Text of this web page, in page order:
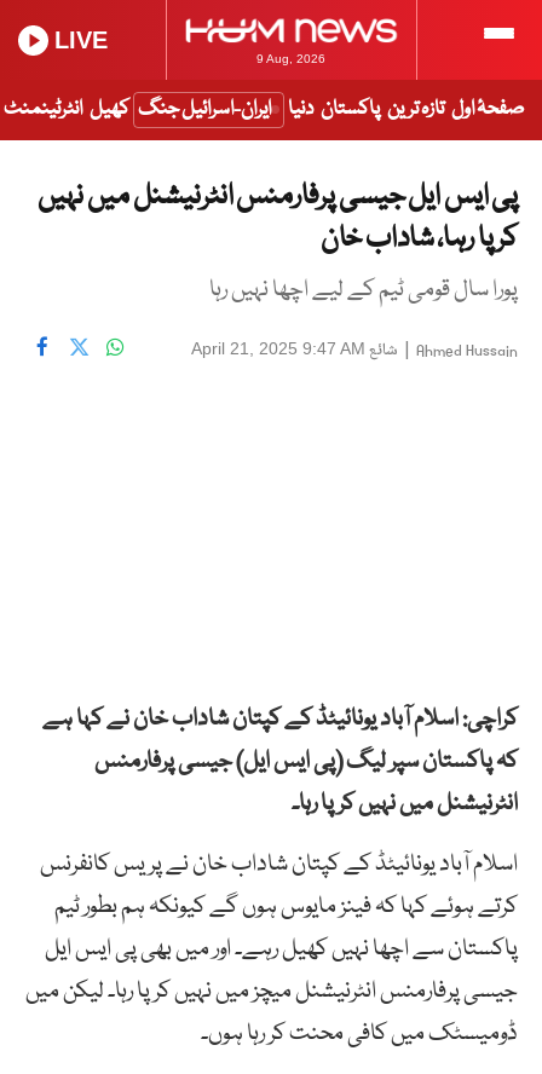
9 Aug, 2026
LIVE
صفحۂ اول تازہ ترین پاکستان دنیا ایران-اسرائیل جنگ کھیل انٹرٹینمنٹ
پی ایس ایل جیسی پرفارمنس انٹرنیشنل میں نہیں
کر پا رہا، شاداب خان
پورا سال قومی ٹیم کے لیے اچھا نہیں رہا
Ahmed Hussain
| شائع April 21, 2025 9:47 AM
کراچی: اسلام آباد یونائیٹڈ کے کپتان شاداب خان نے کہا ہے
کہ پاکستان سپر لیگ (پی ایس ایل) جیسی پرفارمنس
انٹرنیشنل میں نہیں کرپا رہا۔
اسلام آباد یونائیٹڈ کے کپتان شاداب خان نے پریس کانفرنس
کرتے ہوئے کہا کہ فینز مایوس ہوں گے کیونکہ ہم بطور ٹیم
پاکستان سے اچھا نہیں کھیل رہے۔ اور میں بھی پی ایس ایل
جیسی پرفارمنس انٹرنیشنل میچز میں نہیں کر پا رہا۔ لیکن میں
ڈومیسٹک میں کافی محنت کر رہا ہوں۔